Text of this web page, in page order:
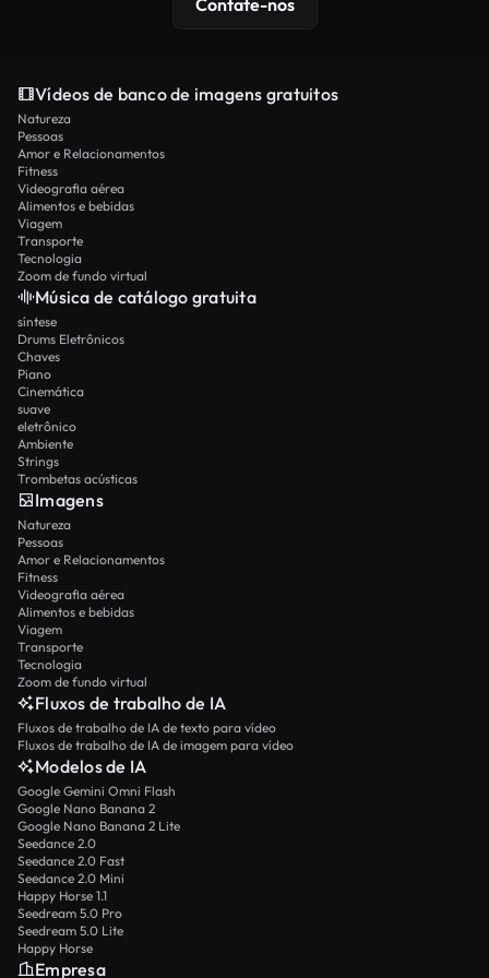
Contate-nos
Vídeos de banco de imagens gratuitos
Natureza
Pessoas
Amor e Relacionamentos
Fitness
Videografia aérea
Alimentos e bebidas
Viagem
Transporte
Tecnologia
Zoom de fundo virtual
Música de catálogo gratuita
síntese
Drums Eletrônicos
Chaves
Piano
Cinemática
suave
eletrônico
Ambiente
Strings
Trombetas acústicas
Imagens
Natureza
Pessoas
Amor e Relacionamentos
Fitness
Videografia aérea
Alimentos e bebidas
Viagem
Transporte
Tecnologia
Zoom de fundo virtual
Fluxos de trabalho de IA
Fluxos de trabalho de IA de texto para vídeo
Fluxos de trabalho de IA de imagem para vídeo
Modelos de IA
Google Gemini Omni Flash
Google Nano Banana 2
Google Nano Banana 2 Lite
Seedance 2.0
Seedance 2.0 Fast
Seedance 2.0 Mini
Happy Horse 1.1
Seedream 5.0 Pro
Seedream 5.0 Lite
Happy Horse
Empresa